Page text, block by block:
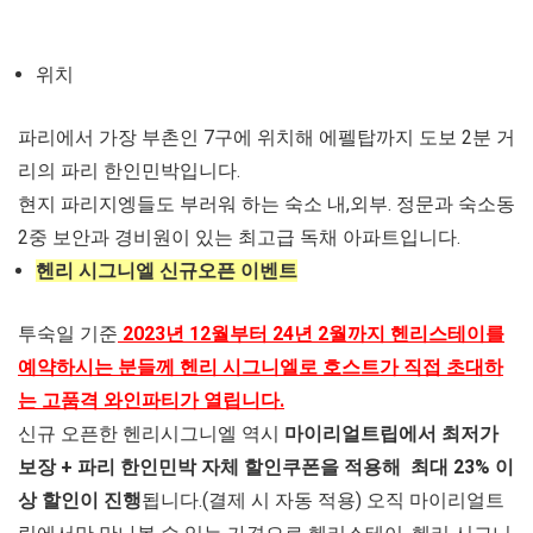
위치
파리에서 가장 부촌인 7구에 위치해 에펠탑까지 도보 2분 거
리의 파리 한인민박입니다.
현지 파리지엥들도 부러워 하는 숙소 내,외부. 정문과 숙소동
2중 보안과 경비원이 있는 최고급 독채 아파트입니다.
헨리 시그니엘 신규오픈 이벤트
투숙일 기준 2023년 12월부터 24년 2월까지 헨리스테이를
예약하시는 분들께 헨리 시그니엘로 호스트가 직접 초대하
는 고품격 와인파티가 열립니다.
신규 오픈한 헨리시그니엘 역시 마이리얼트립에서 최저가
보장 + 파리 한인민박 자체 할인쿠폰을 적용해 최대 23% 이
상 할인이 진행됩니다.(결제 시 자동 적용) 오직 마이리얼트